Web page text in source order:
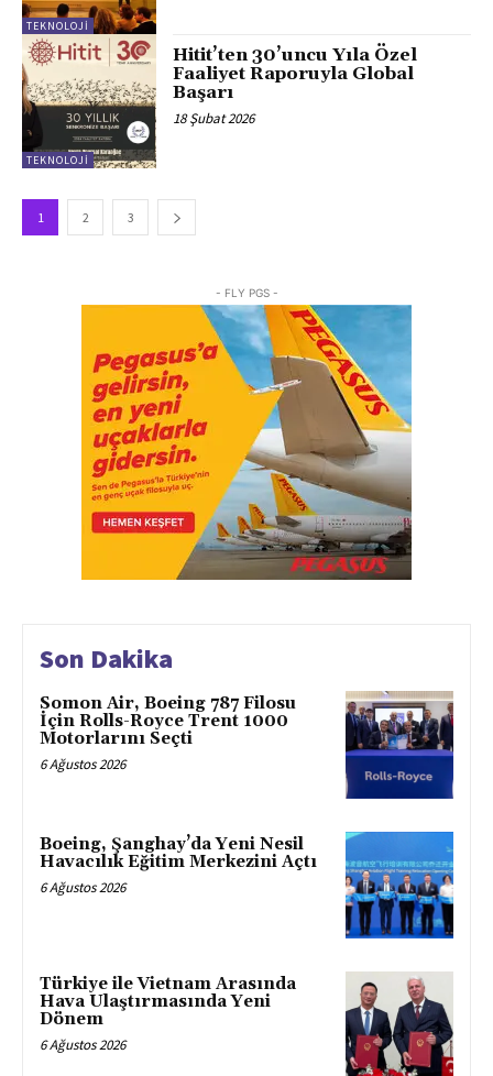
TEKNOLOJI
TEKNOLOJI
Hitit’ten 30’uncu Yıla Özel
Faaliyet Raporuyla Global
Başarı
18 Şubat 2026
1 2 3
- FLY PGS -
Son Dakika
Somon Air, Boeing 787 Filosu
İçin Rolls-Royce Trent 1000
Motorlarını Seçti
6 Ağustos 2026
Boeing, Şanghay’da Yeni Nesil
Havacılık Eğitim Merkezini Açtı
6 Ağustos 2026
Türkiye ile Vietnam Arasında
Hava Ulaştırmasında Yeni
Dönem
6 Ağustos 2026